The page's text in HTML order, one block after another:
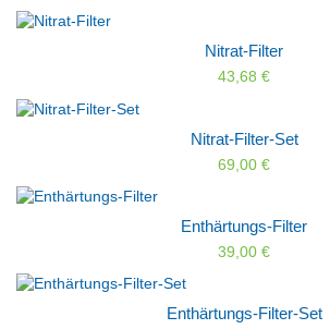
Nitrat-Filter
43,68 €
Nitrat-Filter-Set
69,00 €
Enthärtungs-Filter
39,00 €
Enthärtungs-Filter-Set